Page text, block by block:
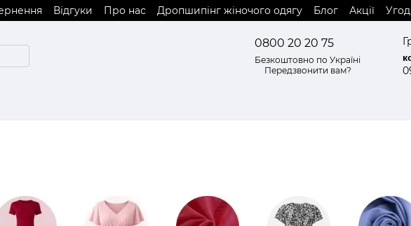
Відгуки Про нас Дропшипінг жіночого одягу Блог Акції
0800 20 20 75
Безкоштовно по Україні
Передзвонити вам?